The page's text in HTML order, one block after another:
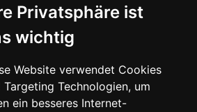
Privatsphäre ist
wichtig
Website verwendet Cookies
Targeting Technologien, um
ein besseres Internet-